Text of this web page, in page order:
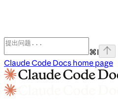
⌘I
Claude Code Docs home page